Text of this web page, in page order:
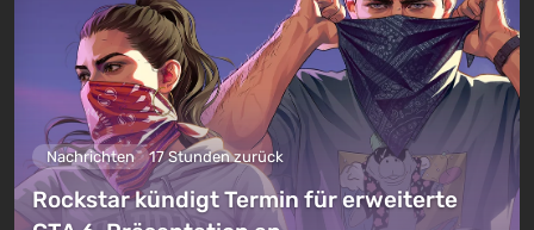
Nachrichten 17 Stunden zurück
Rockstar kündigt Termin für erweiterte